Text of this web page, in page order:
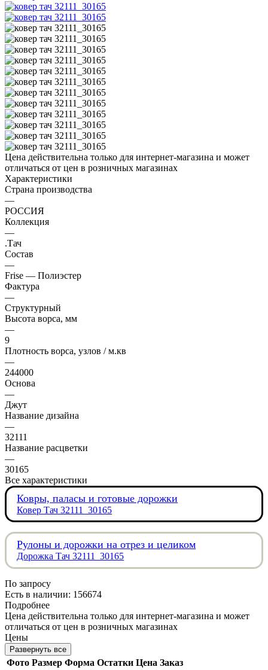
Цена действительна только для интернет-магазина и может
отличаться от цен в розничных магазинах
Характеристики
Страна производства
—
РОССИЯ
Коллекция
—
.Тач
Состав
—
Frise — Полиэстер
Фактура
—
Структурный
Высота ворса, мм
—
9
Плотность ворса, узлов / м.кв
—
244000
Основа
—
Джут
Название дизайна
—
32111
Название расцветки
—
30165
Все характеристики
Ковры, паласы и готовые дорожки
Ковер Тач 32111_30165
Рулоны и дорожки на отрез и целиком
Дорожка Тач 32111_30165
По запросу
Есть в наличии: 156674
Подробнее
Цена действительна только для интернет-магазина и может
отличаться от цен в розничных магазинах
Цены
Развернуть все
Фото Размер Форма Остатки Цена Заказ